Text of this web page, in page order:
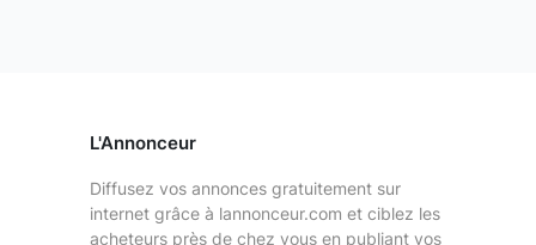
L'Annonceur
Diffusez vos annonces gratuitement sur
internet grâce à lannonceur.com et ciblez les
acheteurs près de chez vous en publiant vos